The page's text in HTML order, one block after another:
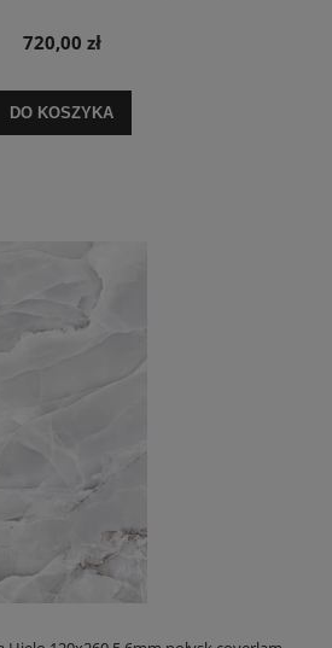
720,00 zł
DO KOSZYKA